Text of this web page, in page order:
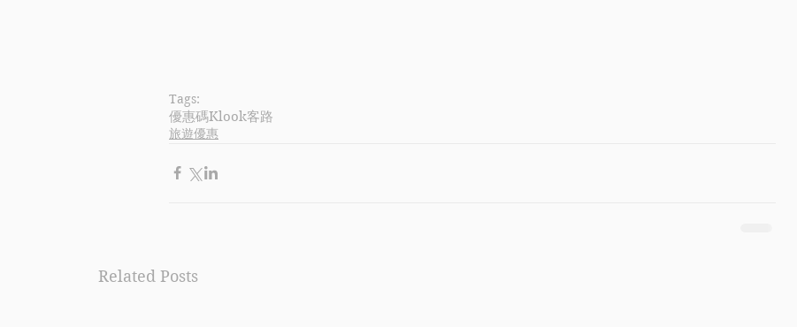
Tags:
優惠碼Klook客路
旅遊優惠
Related Posts